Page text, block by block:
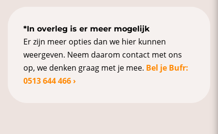
*In overleg is er meer mogelijk
Er zijn meer opties dan we hier kunnen
weergeven. Neem daarom contact met ons
op, we denken graag met je mee. Bel je Bufr:
0513 644 466 ›